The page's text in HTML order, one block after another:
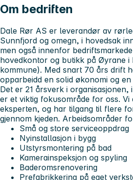
Om bedriften
Dale Rør AS er leverandør av
Sunnfjord og omegn, i hovedsak
men også innenfor
hovedkontor og butikk på Øyrane i
kommune). Med snart 70 års drift
opparbeidd en solid økonomi og
Det er 21 årsverk i
er et viktig fokusområde for oss. Vi
eksperten, og har tilgang til flere
gjennom kjeden. Arbeidsområder
Små og store serviceoppdrag
Nyinstallasjon i bygg
Utstyrsmontering på bad
Kamerainspeksjon og spyling
Baderomsrenovering
Prefabrikkering på eget